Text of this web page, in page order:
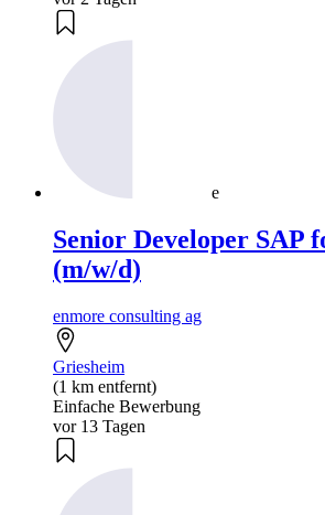
e
Senior Developer SAP
(m/w/d)
enmore consulting ag
Griesheim
(1 km entfernt)
Einfache Bewerbung
vor 13 Tagen